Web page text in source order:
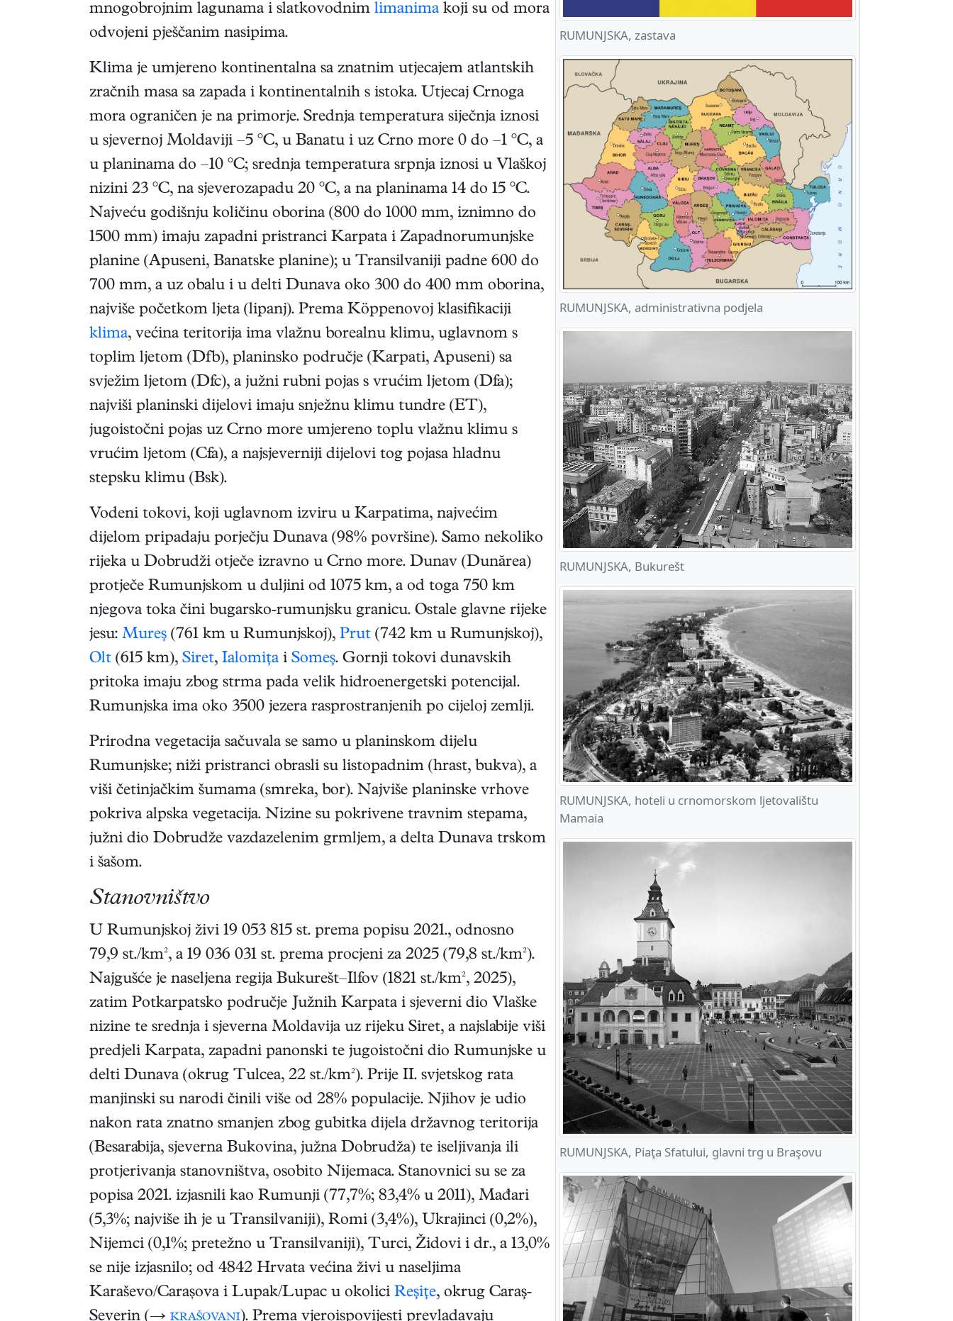
RUMUNJSKA, zastava
RUMUNJSKA, administrativna podjela
RUMUNJSKA, Bukurešt
RUMUNJSKA, hoteli u crnomorskom ljetovalištu
Mamaia
RUMUNJSKA, Piaţa Sfatului, glavni trg u Braşovu
mnogobrojnim lagunama i slatkovodnim limanima koji su od mora
odvojeni pješčanim nasipima.
Klima je umjereno kontinentalna sa znatnim utjecajem atlantskih
zračnih masa sa zapada i kontinentalnih s istoka. Utjecaj Crnoga
mora ograničen je na primorje. Srednja temperatura siječnja iznosi
u sjevernoj Moldaviji –5 °C, u Banatu i uz Crno more 0 do –1 °C, a
u planinama do –10 °C; srednja temperatura srpnja iznosi u Vlaškoj
nizini 23 °C, na sjeverozapadu 20 °C, a na planinama 14 do 15 °C.
Najveću godišnju količinu oborina (800 do 1000 mm, iznimno do
1500 mm) imaju zapadni pristranci Karpata i Zapadnorumunjske
planine (Apuseni, Banatske planine); u Transilvaniji padne 600 do
700 mm, a uz obalu i u delti Dunava oko 300 do 400 mm oborina,
najviše početkom ljeta (lipanj). Prema Köppenovoj klasifikaciji
klima, većina teritorija ima vlažnu borealnu klimu, uglavnom s
toplim ljetom (Dfb), planinsko područje (Karpati, Apuseni) sa
svježim ljetom (Dfc), a južni rubni pojas s vrućim ljetom (Dfa);
najviši planinski dijelovi imaju snježnu klimu tundre (ET),
jugoistočni pojas uz Crno more umjereno toplu vlažnu klimu s
vrućim ljetom (Cfa), a najsjeverniji dijelovi tog pojasa hladnu
stepsku klimu (Bsk).
Vodeni tokovi, koji uglavnom izviru u Karpatima, najvećim
dijelom pripadaju porječju Dunava (98% površine). Samo nekoliko
rijeka u Dobrudži otječe izravno u Crno more. Dunav (Dunărea)
protječe Rumunjskom u duljini od 1075 km, a od toga 750 km
njegova toka čini bugarsko-rumunjsku granicu. Ostale glavne rijeke
jesu: Mureş (761 km u Rumunjskoj), Prut (742 km u Rumunjskoj),
Olt (615 km), Siret, Ialomiţa i Someş. Gornji tokovi dunavskih
pritoka imaju zbog strma pada velik hidroenergetski potencijal.
Rumunjska ima oko 3500 jezera rasprostranjenih po cijeloj zemlji.
Prirodna vegetacija sačuvala se samo u planinskom dijelu
Rumunjske; niži pristranci obrasli su listopadnim (hrast, bukva), a
viši četinjačkim šumama (smreka, bor). Najviše planinske vrhove
pokriva alpska vegetacija. Nizine su pokrivene travnim stepama,
južni dio Dobrudže vazdazelenim grmljem, a delta Dunava trskom
i šašom.
Stanovništvo
U Rumunjskoj živi 19 053 815 st. prema popisu 2021., odnosno
79,9 st./km², a 19 036 031 st. prema procjeni za 2025 (79,8 st./km²).
Najgušće je naseljena regija Bukurešt–Ilfov (1821 st./km², 2025),
zatim Potkarpatsko područje Južnih Karpata i sjeverni dio Vlaške
nizine te srednja i sjeverna Moldavija uz rijeku Siret, a najslabije viši
predjeli Karpata, zapadni panonski te jugoistočni dio Rumunjske u
delti Dunava (okrug Tulcea, 22 st./km²). Prije II. svjetskog rata
manjinski su narodi činili više od 28% populacije. Njihov je udio
nakon rata znatno smanjen zbog gubitka dijela državnog teritorija
(Besarabija, sjeverna Bukovina, južna Dobrudža) te iseljivanja ili
protjerivanja stanovništva, osobito Nijemaca. Stanovnici su se za
popisa 2021. izjasnili kao Rumunji (77,7%; 83,4% u 2011), Mađari
(5,3%; najviše ih je u Transilvaniji), Romi (3,4%), Ukrajinci (0,2%),
Nijemci (0,1%; pretežno u Transilvaniji), Turci, Židovi i dr., a 13,0%
se nije izjasnilo; od 4842 Hrvata većina živi u naseljima
Karaševo/Carașova i Lupak/Lupac u okolici Reşiţe, okrug Caraş-
Severin (→ krašovani). Prema vjeroispovijesti prevladavaju